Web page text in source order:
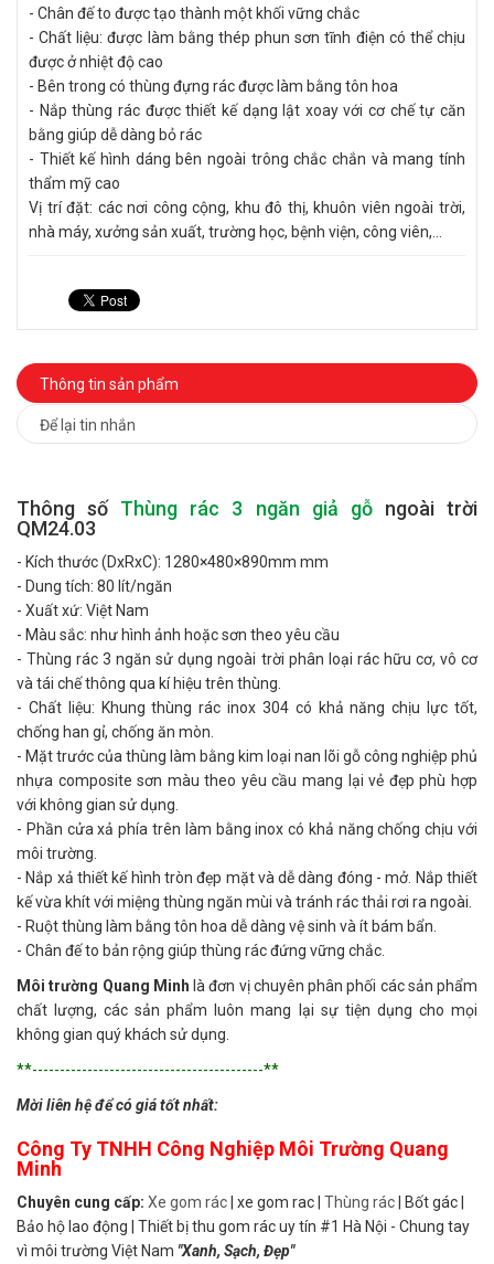
- Chân đế to được tạo thành một khối vững chắc
- Chất liệu: được làm bằng thép phun sơn tĩnh điện có thể chịu
được ở nhiệt độ cao
- Bên trong có thùng đựng rác được làm bằng tôn hoa
- Nắp thùng rác được thiết kế dạng lật xoay với cơ chế tự căn
bằng giúp dễ dàng bỏ rác
- Thiết kế hình dáng bên ngoài trông chắc chắn và mang tính
thẩm mỹ cao
Vị trí đặt: các nơi công cộng, khu đô thị, khuôn viên ngoài trời,
nhà máy, xưởng sản xuất, trường học, bệnh viện, công viên,...
Thông tin sản phẩm
Để lại tin nhắn
Thông số Thùng rác 3 ngăn giả gỗngoài trời
QM24.03
- Kích thước (DxRxC): 1280×480×890mm mm
- Dung tích: 80 lít/ngăn
- Xuất xứ: Việt Nam
- Màu sắc: như hình ảnh hoặc sơn theo yêu cầu
- Thùng rác 3 ngăn sử dụng ngoài trời phân loại rác hữu cơ, vô cơ
và tái chế thông qua kí hiệu trên thùng.
- Chất liệu: Khung thùng rác inox 304 có khả năng chịu lực tốt,
chống han gỉ, chống ăn mòn.
- Mặt trước của thùng làm bằng kim loại nan lõi gỗ công nghiệp phủ
nhựa composite sơn màu theo yêu cầu mang lại vẻ đẹp phù hợp
với không gian sử dụng.
- Phần cửa xả phía trên làm bằng inox có khả năng chống chịu với
môi trường.
- Nắp xả thiết kế hình tròn đẹp mặt và dễ dàng đóng - mở. Nắp thiết
kế vừa khít với miệng thùng ngăn mùi và tránh rác thải rơi ra ngoài.
- Ruột thùng làm bằng tôn hoa dễ dàng vệ sinh và ít bám bẩn.
- Chân đế to bản rộng giúp thùng rác đứng vững chắc.
Môi trường Quang Minh là đơn vị chuyên phân phối các sản phẩm
chất lượng, các sản phẩm luôn mang lại sự tiện dụng cho mọi
không gian quý khách sử dụng.
**------------------------------------------**
Mời liên hệ để có giá tốt nhất:
Công Ty TNHH Công Nghiệp Môi Trường Quang
Minh
Chuyên cung cấp: Xe gom rác | xe gom rac | Thùng rác | Bốt gác |
Bảo hộ lao động | Thiết bị thu gom rác uy tín #1 Hà Nội - Chung tay
vì môi trường Việt Nam "Xanh, Sạch, Đẹp"